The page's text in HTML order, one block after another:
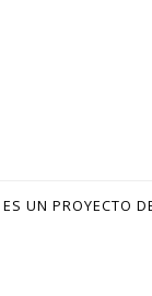
UN PROYECTO